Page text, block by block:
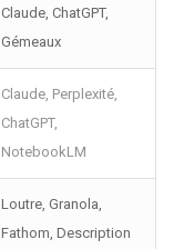
Claude, ChatGPT,
Gémeaux
Claude, Perplexité,
ChatGPT,
NotebookLM
Loutre, Granola,
Fathom, Description